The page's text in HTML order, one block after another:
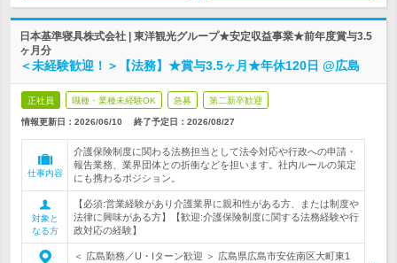
日本基準寝具株式会社 | 東洋観光グループ★安定収益事業★前年度賞与3.5
ヶ月分
＜未経験歓迎！＞【法務】★賞与3.5ヶ月★年休120日 @広島
正社員 職種・業種未経験OK 急募 第二新卒歓迎
情報更新日：2026/06/10 終了予定日： 2026/08/27
仕事内容
介護保険制度に関わる法務担当として法令対応や行政への申請・
報告業務、業界団体との折衝などを担います。社内ルールの策定
にも携わるポジション。
対象と
なる方
【必須:営業経験があり介護業界に親和性がある方、または制度や
法律に興味がある方】【歓迎:介護保険制度に関する法務経験や行
政対応の経験】
＜ 広島勤務／U・Iターン歓迎 ＞ 広島県広島市安佐南区大町東1